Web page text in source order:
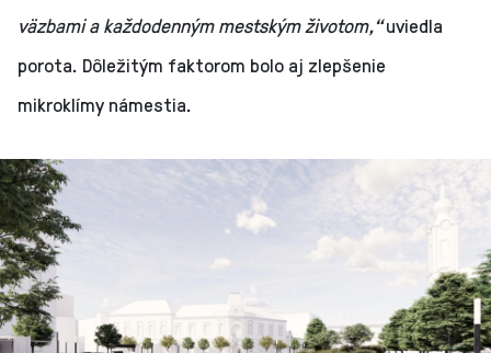
väzbami a každodenným mestským životom,“uviedla
porota. Dôležitým faktorom bolo aj zlepšenie
mikroklímy námestia.